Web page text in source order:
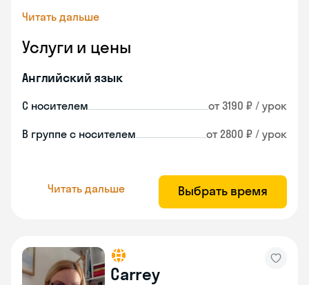
Читать дальше
Услуги и цены
Английский язык
С носителем от 3190 ₽ / урок
В группе с носителем от 2800 ₽ / урок
Читать дальше Выбрать время
Carrey